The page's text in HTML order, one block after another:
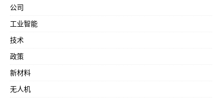
公司
工业智能
技术
政策
新材料
无人机